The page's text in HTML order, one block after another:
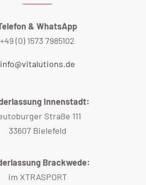
& WhatsApp
+49 (0) 1573 7985102
info@vitalutions.de
Innenstadt:
Straße 111
33607 Bielefeld
Brackwede:
im XTRASPORT